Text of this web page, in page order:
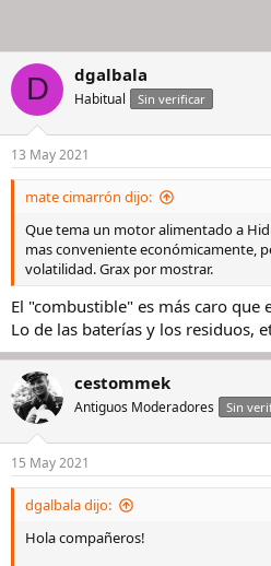
D dgalbala
Habitual Sin verificar
13 May 2021
mate cimarrón dijo:
Que tema un motor alimentado a
mas conveniente económicamente,
volatilidad. Grax por mostrar.
El "combustible" es más caro que
Lo de las baterías y los residuos,
cestommek
Antiguos Moderadores Sin
15 May 2021
dgalbala dijo:
Hola compañeros!